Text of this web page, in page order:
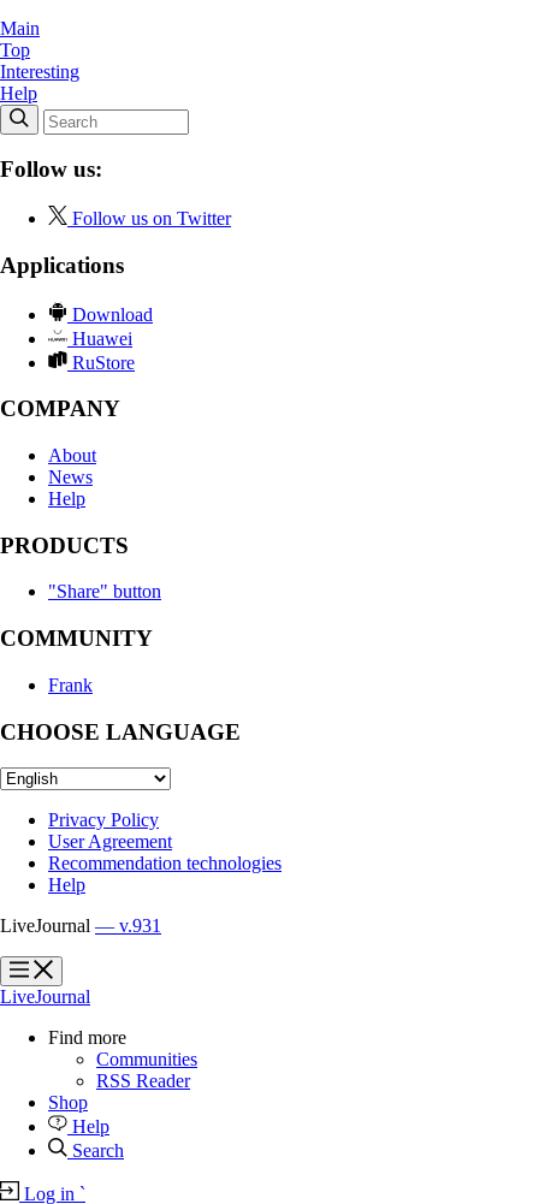
Main
Top
Interesting
Help
Follow us:
Follow us on Twitter
Applications
Download
Huawei
RuStore
COMPANY
About
News
Help
PRODUCTS
"Share" button
COMMUNITY
Frank
CHOOSE LANGUAGE
Privacy Policy
User Agreement
Recommendation technologies
Help
LiveJournal — v.931
?
?
LiveJournal
Find more
Communities
RSS Reader
Shop
Help
Search
Log in `